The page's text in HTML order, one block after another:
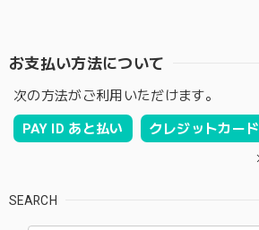
お支払い方法について
次の方法がご利用いただけます。
PAY ID あと払い クレジットカード
SEARCH